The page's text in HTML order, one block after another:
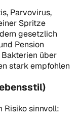
Parvovirus,
Spritze
gesetzlich
Pension
über
stark empfohlen
Risiko sinnvoll: